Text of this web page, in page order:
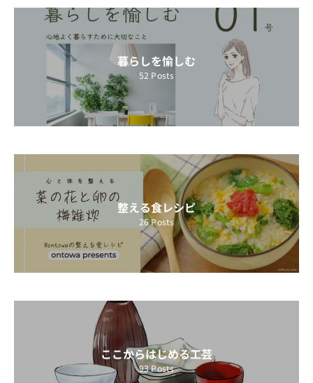
暮らしを愉しむ
52 Posts
整える食レシピ
26Posts
ここからはじめる工芸
93Posts